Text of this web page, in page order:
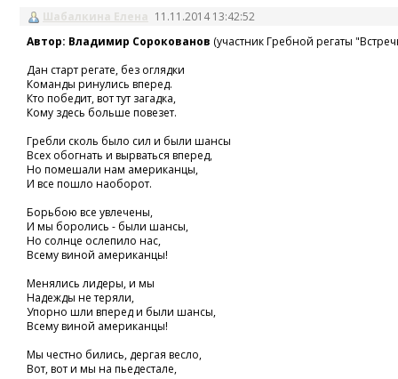
Шабалкина Елена 11.11.2014 13:42:52
Автор: Владимир Сорокованов (участник Гребной регаты
Дан старт регате, без оглядки
Команды ринулись вперед.
Кто победит, вот тут загадка,
Кому здесь больше повезет.
Гребли сколь было сил и были шансы
Всех обогнать и вырваться вперед,
Но помешали нам американцы,
И все пошло наоборот.
Борьбою все увлечены,
И мы боролись - были шансы,
Но солнце ослепило нас,
Всему виной американцы!
Менялись лидеры, и мы
Надежды не теряли,
Упорно шли вперед и были шансы,
Всему виной американцы!
Мы честно бились, дергая весло,
Вот, вот и мы на пьедестале,